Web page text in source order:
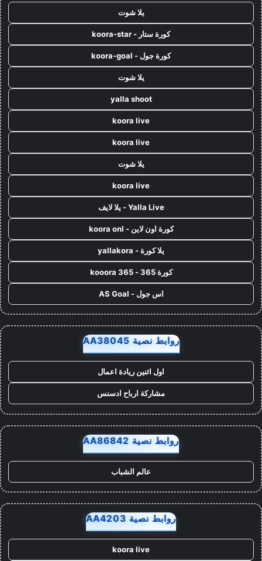
يلا شوت
كورة ستار - koora-star
كورة جول - koora-goal
يلا شوت
yalla shoot
koora live
koora live
يلا شوت
koora live
Yalla Live - يلا لايف
كورة اون لاين - koora onl
يلا كورة - yallakora
كورة 365 - kooora 365
اس جول - AS Goal
روابط نصية AA38045
اول اثنين ريادة اعمال
مشاركة ارباح ادسنس
روابط نصية AA86842
عالم الشباب
روابط نصية AA4203
koora live